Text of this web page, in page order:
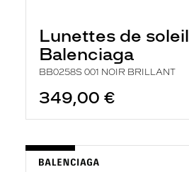
Lunettes de soleil
Balenciaga
BB0258S 001 NOIR BRILLANT
349,00 €